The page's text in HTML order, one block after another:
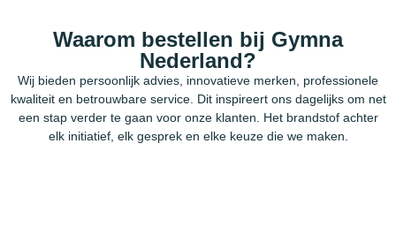
Waarom bestellen bij Gymna
Nederland?
Wij bieden persoonlijk advies, innovatieve merken, professionele
kwaliteit en betrouwbare service. Dit inspireert ons dagelijks om net
een stap verder te gaan voor onze klanten. Het brandstof achter
elk initiatief, elk gesprek en elke keuze die we maken.